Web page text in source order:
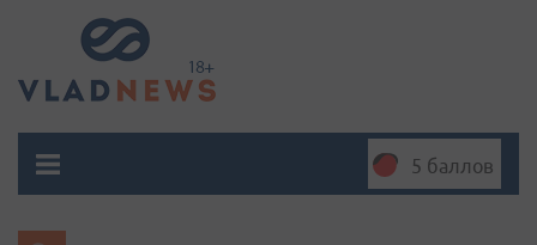
5 баллов